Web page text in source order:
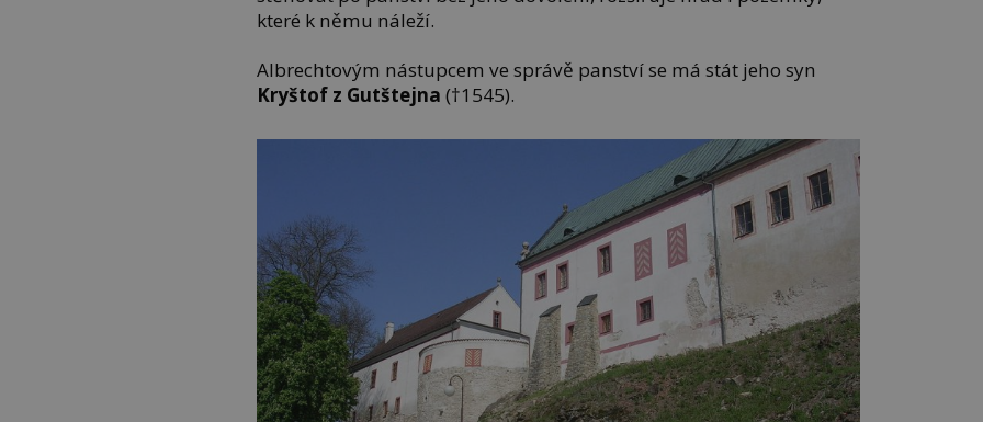
které k němu náleží.
Albrechtovým nástupcem ve správě panství se má stát jeho syn
Kryštof z Gutštejna (†1545).